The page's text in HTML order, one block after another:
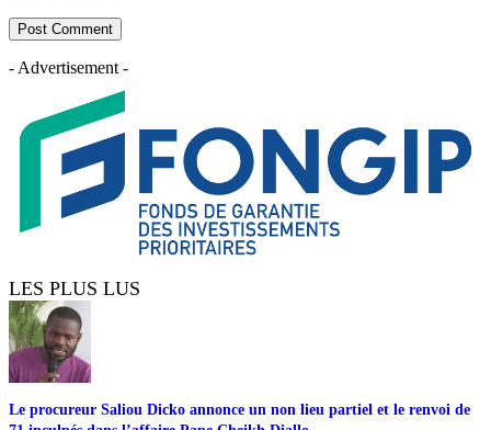
- Advertisement -
LES PLUS LUS
Le procureur Saliou Dicko annonce un non lieu partiel et le renvoi de